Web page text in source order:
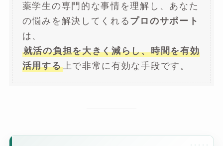
薬学生の専門的な事情を理解し、あなた
の悩みを解決してくれる プロのサポート
は、
就活の負担を大きく減らし、時間を有効
活用する上で非常に有効な手段です。